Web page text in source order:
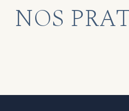
NOS